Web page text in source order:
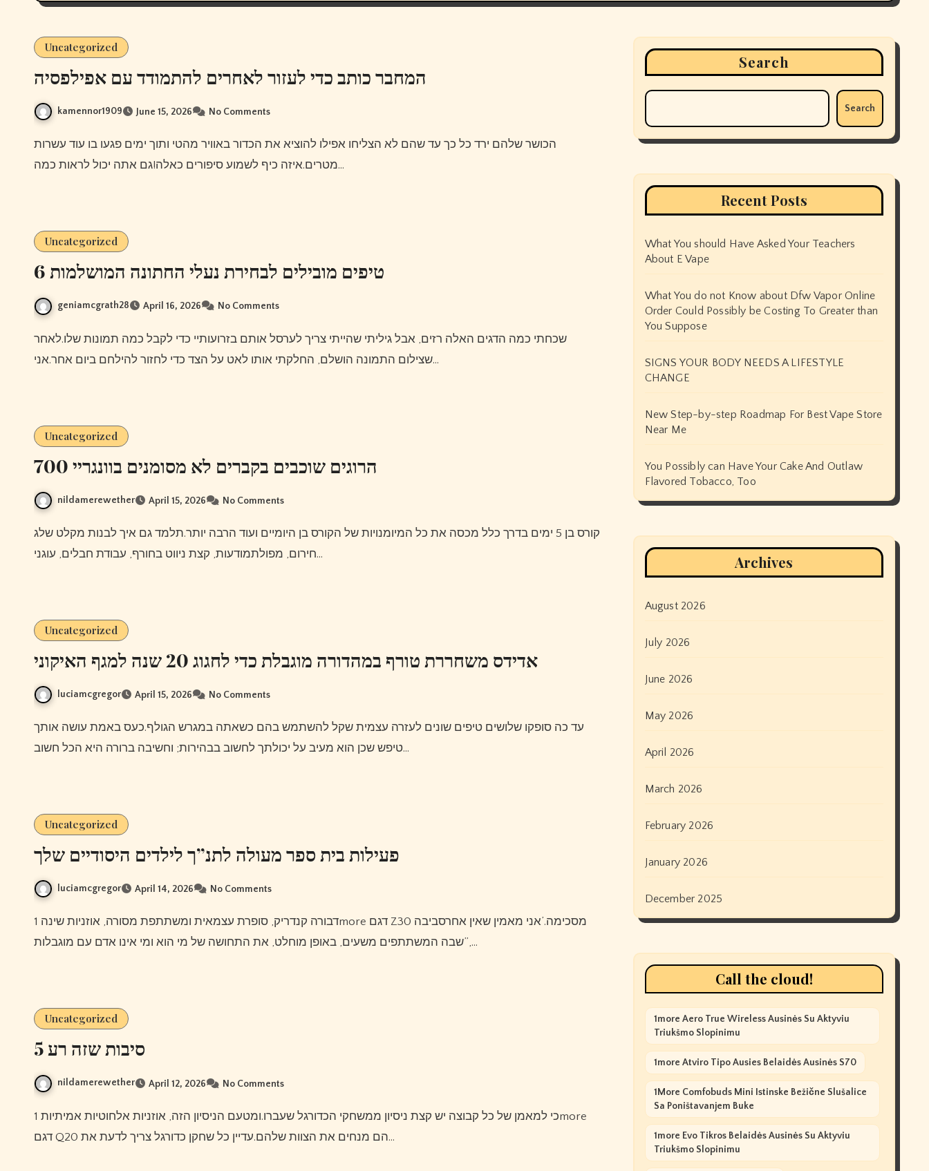
Uncategorized
המחבר כותב כדי לעזור לאחרים להתמודד עם אפילפסיה
kamennor1909 June 15, 2026 No Comments
הכושר שלהם ירד כל כך עד שהם לא הצליחו אפילו להוציא את הכדור באוויר מהטי ותוך ימים פגעו בו עוד עשרות
מטרים.איזה כיף לשמוע סיפורים כאלה!גם אתה יכול לראות כמה…
Uncategorized
6 טיפים מובילים לבחירת נעלי החתונה המושלמות
geniamcgrath28 April 16, 2026 No Comments
שכחתי כמה הדגים האלה רזים, אבל גיליתי שהייתי צריך לערסל אותם בזרועותיי כדי לקבל כמה תמונות שלו.לאחר
שצילום התמונה הושלם, החלקתי אותו לאט על הצד כדי לחזור להילחם ביום אחר.אני…
Uncategorized
700 הרוגים שוכבים בקברים לא מסומנים בוונגריי
nildamerewether April 15, 2026 No Comments
קורס בן 5 ימים בדרך כלל מכסה את כל המיומנויות של הקורס בן היומיים ועוד הרבה יותר.תלמד גם איך לבנות מקלט שלג
חירום, מפולתמודעות, קצת ניווט בחורף, עבודת חבלים, עוגני…
Uncategorized
אדידס משחררת טורף במהדורה מוגבלת כדי לחגוג 20 שנה למגף האיקוני
luciamcgregor April 15, 2026 No Comments
עד כה סופקו שלושים טיפים שונים לעזרה עצמית שקל להשתמש בהם כשאתה במגרש הגולף.כעס באמת עושה אותך
טיפש שכן הוא מעיב על יכולתך לחשוב בבהירות; וחשיבה ברורה היא הכל חשוב…
Uncategorized
פעילות בית ספר מעולה לתנ”ך לילדים היסודיים שלך
luciamcgregor April 14, 2026 No Comments
דבורה קנדריק, סופרת עצמאית ומשתתפת מסורה, אוזניות שינה 1more דגם Z30 מסכימה.’אני מאמין שאין אחרסביבה
שבה המשתתפים משעים, באופן מוחלט, את התחושה של מי הוא ומי אינו אדם עם מוגבלות”,…
Uncategorized
5 סיבות שזה רע
nildamerewether April 12, 2026 No Comments
כי למאמן של כל קבוצה יש קצת ניסיון ממשחקי הכדורגל שעברו.ומטעם הניסיון הזה, אוזניות אלחוטיות אמיתיות 1more
דגם Q20 הם מנחים את הצוות שלהם.עדיין כל שחקן כדורגל צריך לדעת את…
Search
Search
Recent Posts
What You should Have Asked Your Teachers
About E Vape
What You do not Know about Dfw Vapor Online
Order Could Possibly be Costing To Greater than
You Suppose
SIGNS YOUR BODY NEEDS A LIFESTYLE
CHANGE
New Step-by-step Roadmap For Best Vape Store
Near Me
You Possibly can Have Your Cake And Outlaw
Flavored Tobacco, Too
Archives
August 2026
July 2026
June 2026
May 2026
April 2026
March 2026
February 2026
January 2026
December 2025
Call the cloud!
1more Aero True Wireless Ausinės Su Aktyviu
Triukšmo Slopinimu
1more Atviro Tipo Ausies Belaidės Ausinės S70
1More Comfobuds Mini Istinske Bežične Slušalice
Sa Poništavanjem Buke
1more Evo Tikros Belaidės Ausinės Su Aktyviu
Triukšmo Slopinimu